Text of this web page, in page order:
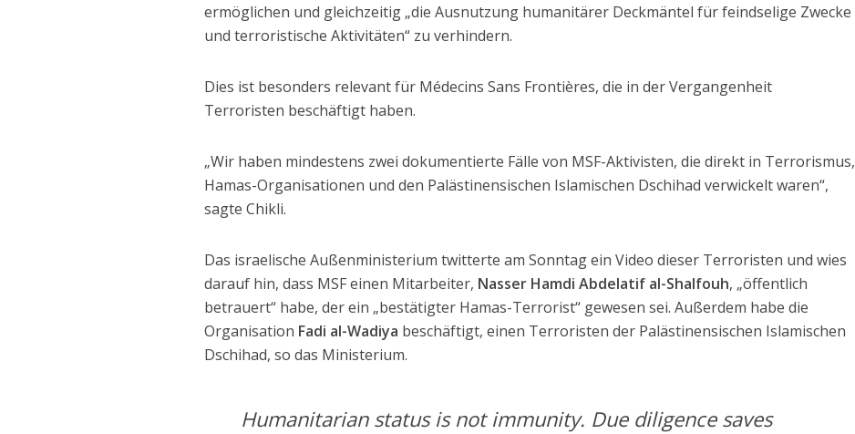
ermöglichen und gleichzeitig „die Ausnutzung humanitärer Deckmäntel für feindselige Zwecke
und terroristische Aktivitäten“ zu verhindern.
Dies ist besonders relevant für Médecins Sans Frontières, die in der Vergangenheit
Terroristen beschäftigt haben.
„Wir haben mindestens zwei dokumentierte Fälle von MSF-Aktivisten, die direkt in Terrorismus,
Hamas-Organisationen und den Palästinensischen Islamischen Dschihad verwickelt waren“,
sagte Chikli.
Das israelische Außenministerium twitterte am Sonntag ein Video dieser Terroristen und wies
darauf hin, dass MSF einen Mitarbeiter, Nasser Hamdi Abdelatif al-Shalfouh, „öffentlich
betrauert“ habe, der ein „bestätigter Hamas-Terrorist“ gewesen sei. Außerdem habe die
Organisation Fadi al-Wadiya beschäftigt, einen Terroristen der Palästinensischen Islamischen
Dschihad, so das Ministerium.
Humanitarian status is not immunity. Due diligence saves